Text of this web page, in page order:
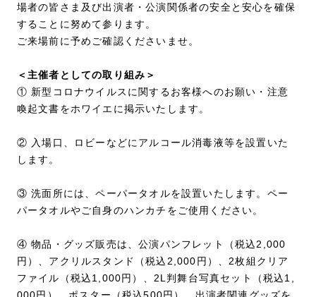
場者の皆さま及び出演者・公演関係者の安全と安心を確保
することに努めて参ります。
ご来場前に予めご確認くださいませ。
＜主催者としての取り組み＞
① 新型コロナウイルスに関するお客様へのお願い・注意
喚起文書をホワイエに掲示いたします。
② 入場口、ロビーなどにアルコール消毒液等を設置いた
します。
③ 洗面所には、ペーパータオルを設置いたします。ペー
パータオルやご自身のハンカチをご使用ください。
④ 物品・グッズ販売は、公演パンフレット（税込2,000
円）、アクリルスタンド（税込2,000円）、2枚組クリア
ファイル（税込1,000円）、2L判舞台写真セット（税込1,
000円）、ポスター（税込500円）、出演者関連グッズを